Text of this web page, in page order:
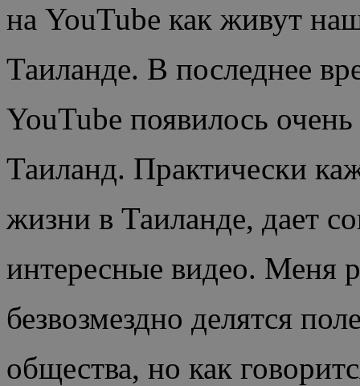
на YouTube как живут
Таиланде. В последнее
YouTube появилось
Таиланд. Практически
жизни в Таиланде, дает
интересные видео. Меня
безвозмездно делятся
общества, но как